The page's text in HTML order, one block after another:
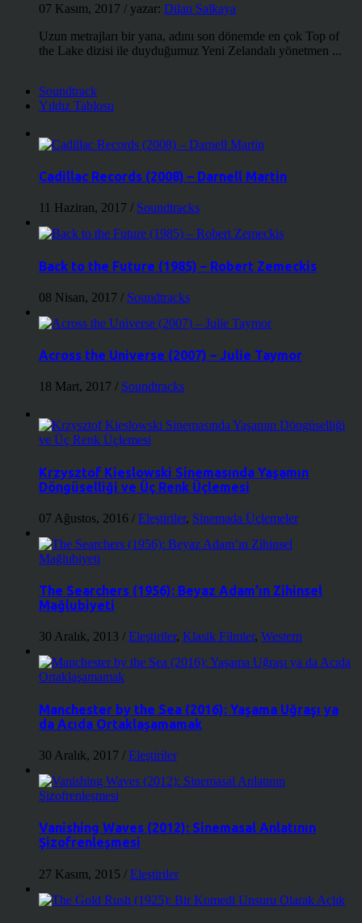
07 Kasım, 2017 / yazar: Dilan Salkaya
Uzun metrajları bir yana, adını son dönemde en çok Top of
the Lake dizisi ile duyduğumuz Yeni Zelandalı yönetmen ...
Soundtrack
Yıldız Tablosu
Cadillac Records (2008) – Darnell Martin
11 Haziran, 2017 / Soundtracks
Back to the Future (1985) – Robert Zemeckis
08 Nisan, 2017 / Soundtracks
Across the Universe (2007) – Julie Taymor
18 Mart, 2017 / Soundtracks
Krzysztof Kieslowski Sinemasında Yaşamın
Döngüselliği ve Üç Renk Üçlemesi
07 Ağustos, 2016 / Eleştiriler, Sinemada Üçlemeler
The Searchers (1956): Beyaz Adam’ın Zihinsel
Mağlubiyeti
30 Aralık, 2013 / Eleştiriler, Klasik Filmler, Western
Manchester by the Sea (2016): Yaşama Uğraşı ya
da Acıda Ortaklaşamamak
30 Aralık, 2017 / Eleştiriler
Vanishing Waves (2012): Sinemasal Anlatının
Şizofrenleşmesi
27 Kasım, 2015 / Eleştiriler